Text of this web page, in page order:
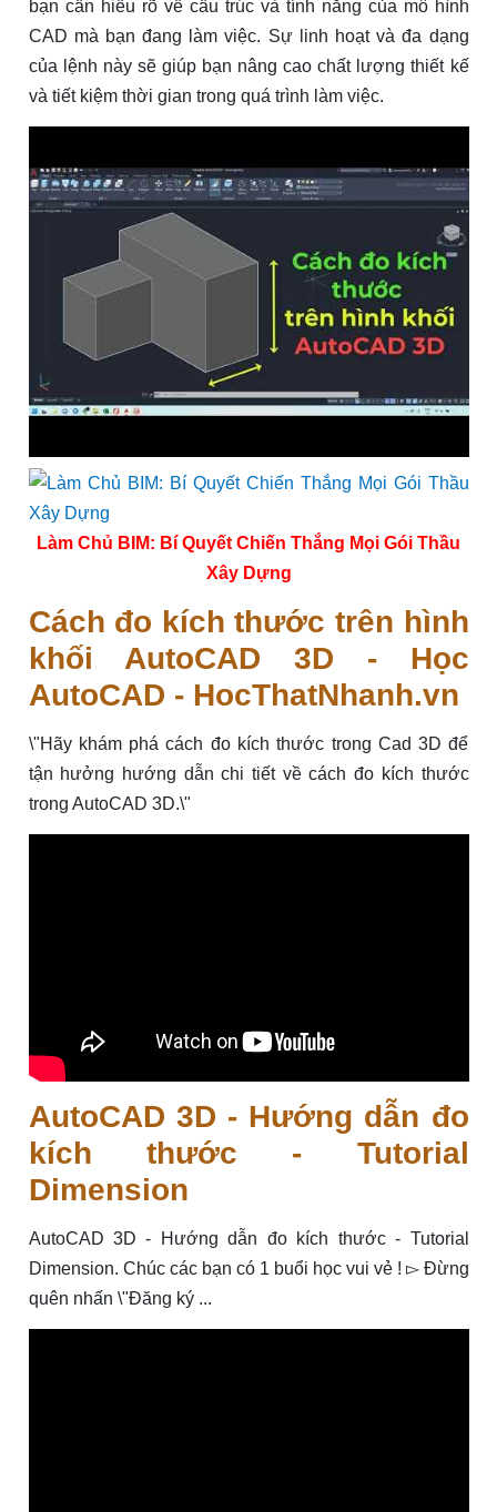
bạn cần hiểu rõ về cấu trúc và tính năng của mô hình
CAD mà bạn đang làm việc. Sự linh hoạt và đa dạng
của lệnh này sẽ giúp bạn nâng cao chất lượng thiết kế
và tiết kiệm thời gian trong quá trình làm việc.
Làm Chủ BIM: Bí Quyết Chiến Thắng Mọi Gói Thầu
Xây Dựng
Cách đo kích thước trên hình
khối AutoCAD 3D - Học
AutoCAD - HocThatNhanh.vn
\"Hãy khám phá cách đo kích thước trong Cad 3D để
tận hưởng hướng dẫn chi tiết về cách đo kích thước
trong AutoCAD 3D.\"
AutoCAD 3D - Hướng dẫn đo
kích thước - Tutorial
Dimension
AutoCAD 3D - Hướng dẫn đo kích thước - Tutorial
Dimension. Chúc các bạn có 1 buổi học vui vẻ ! ▻ Đừng
quên nhấn \"Đăng ký ...